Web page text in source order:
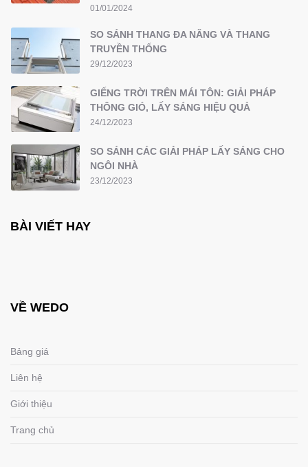
01/01/2024
SO SÁNH THANG ĐA NĂNG VÀ THANG
TRUYỀN THỐNG
29/12/2023
GIẾNG TRỜI TRÊN MÁI TÔN: GIẢI PHÁP
THÔNG GIÓ, LẤY SÁNG HIỆU QUẢ
24/12/2023
SO SÁNH CÁC GIẢI PHÁP LẤY SÁNG CHO
NGÔI NHÀ
23/12/2023
BÀI VIẾT HAY
VỀ WEDO
Bảng giá
Liên hệ
Giới thiệu
Trang chủ